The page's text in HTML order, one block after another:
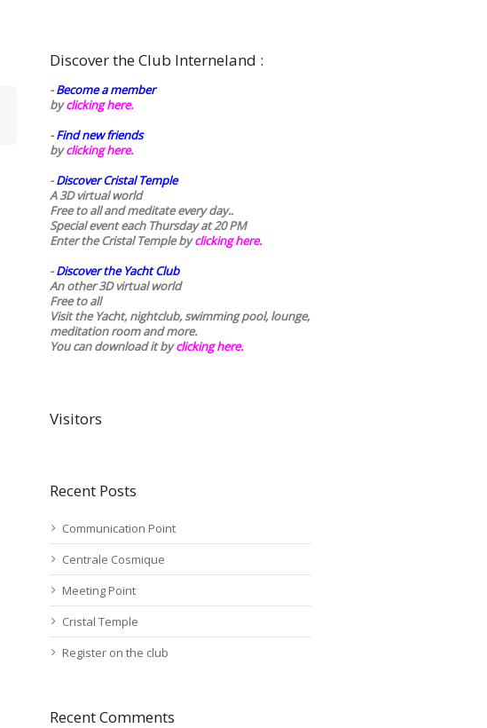
Discover the Club Interneland :
-Become a member
byclicking here.
-Find new friends
byclicking here.
-Discover Cristal Temple
A 3D virtual world
Free to all and meditate every day..
Special event each Thursday at 20 PM
Enter the Cristal Temple byclicking here.
-Discover the Yacht Club
An other 3D virtual world
Free to all
Visit the Yacht, nightclub, swimming pool, lounge,
meditation room and more.
You can download it byclicking here.
Visitors
Recent Posts
Communication Point
Centrale Cosmique
Meeting Point
Cristal Temple
Register on the club
Recent Comments